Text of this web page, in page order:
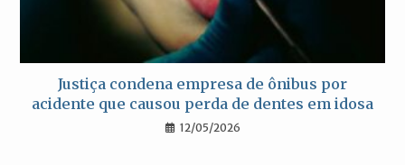
Justiça condena empresa de ônibus por
acidente que causou perda de dentes em idosa
12/05/2026